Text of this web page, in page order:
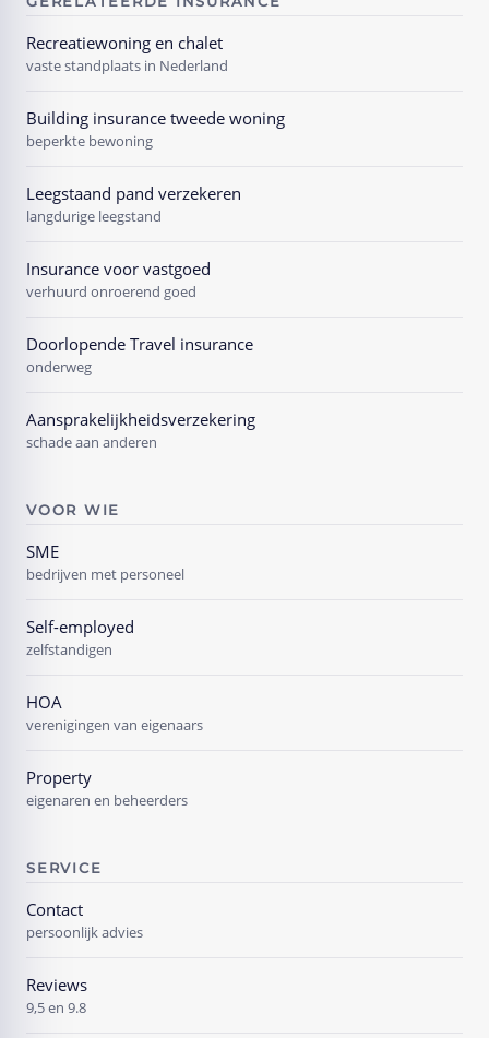
Recreatiewoning en chalet
vaste standplaats in Nederland
Building insurance tweede woning
beperkte bewoning
Leegstaand pand verzekeren
langdurige leegstand
Insurance voor vastgoed
verhuurd onroerend goed
Doorlopende Travel insurance
onderweg
Aansprakelijkheidsverzekering
schade aan anderen
VOOR WIE
SME
bedrijven met personeel
Self-employed
zelfstandigen
HOA
verenigingen van eigenaars
Property
eigenaren en beheerders
SERVICE
Contact
persoonlijk advies
Reviews
9,5 en 9.8